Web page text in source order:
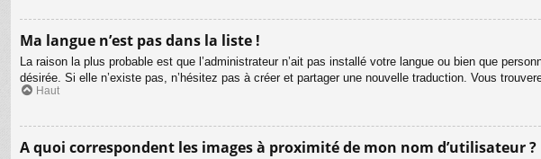
Ma langue n’est pas dans la liste !
La raison la plus probable est que l’administrateur n’ait pas installé votre langue ou bien que
désirée. Si elle n’existe pas, n’hésitez pas à créer et partager une nouvelle traduction. Vous
Haut
A quoi correspondent les images à proximité de mon nom d’utilisateur ?